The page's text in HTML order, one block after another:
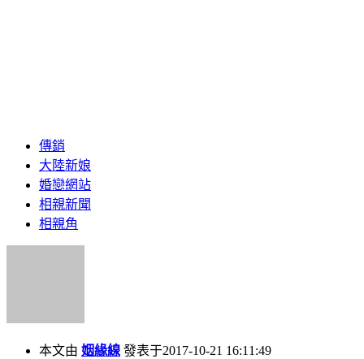
傳銷
大陸新娘
婚戀網站
相親新聞
相親角
本文由 姻緣線 發表于2017-10-21 16:11:49